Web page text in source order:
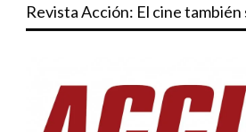
Revista Acción: El cine también